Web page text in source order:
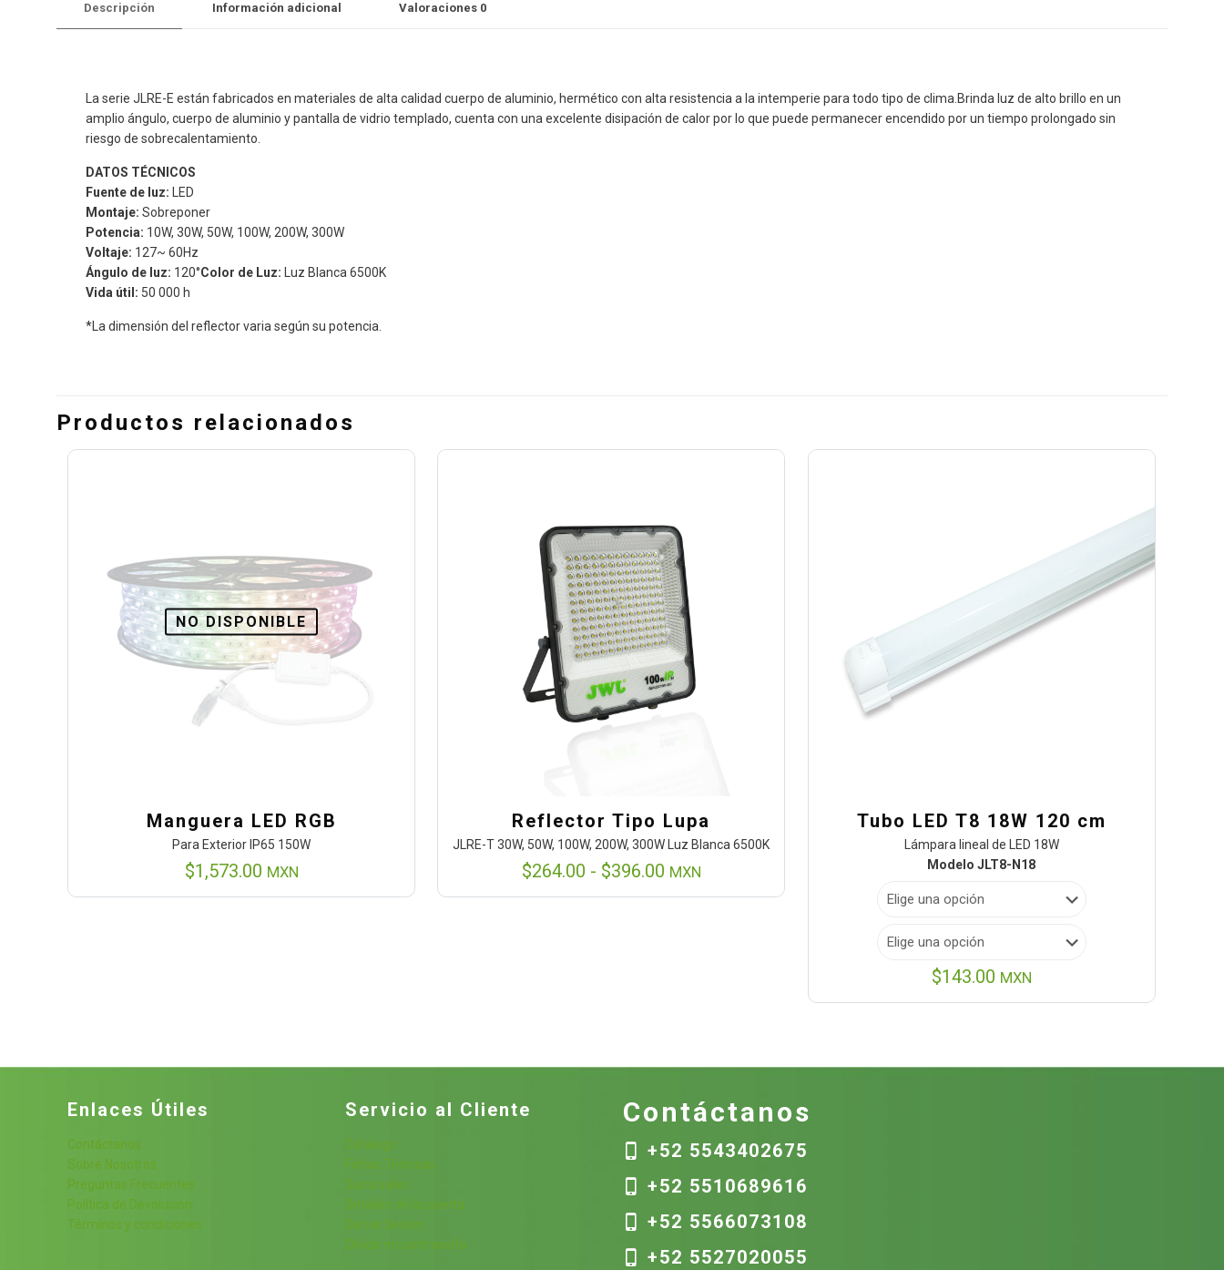
Descripción Información adicional Valoraciones 0
La serie JLRE-E están fabricados en materiales de alta calidad cuerpo de aluminio, hermético con alta resistencia a la intemperie para todo tipo de clima.Brinda luz de alto brillo en un
amplio ángulo, cuerpo de aluminio y pantalla de vidrio templado, cuenta con una excelente disipación de calor por lo que puede permanecer encendido por un tiempo prolongado sin
riesgo de sobrecalentamiento.
DATOS TÉCNICOS
Fuente de luz:
LED
Montaje: Sobreponer
Potencia: 10W, 30W, 50W, 100W, 200W, 300W
Voltaje: 127~ 60Hz
Ángulo de luz: 120°Color de Luz: Luz Blanca 6500K
Vida útil: 50 000 h
*La dimensión del reflector varia según su potencia.
Productos relacionados
NO DISPONIBLE
Manguera LED RGB
Para Exterior IP65 150W
$1,573.00 MXN
Reflector Tipo Lupa
JLRE-T 30W, 50W, 100W, 200W, 300W Luz Blanca 6500K
$264.00 - $396.00Rango
MXN
Tubo LED T8 18W 120 cm
Lámpara lineal de LED 18W
Modelo JLT8-N18
$143.00 MXN
Enlaces Útiles
Contáctanos
Sobre Nosotros
Preguntas Frecuentes
Política de Devolución
Términos y condiciones
Servicio al Cliente
Cátalogo
Fichas Técnicas
Sucursales
Detalles de la cuenta
Cerrar Sesión
Olvide mi contraseña
Contáctanos
+52 5543402675
+52 5510689616
+52 5566073108
+52 5527020055